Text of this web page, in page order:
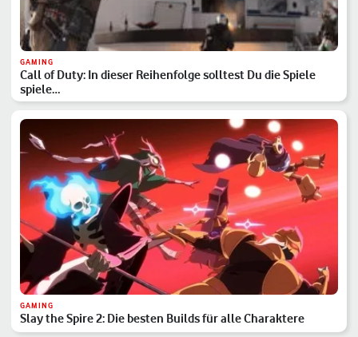
GAMING
Call of Duty: In dieser Reihenfolge solltest Du die Spiele
spiele…
GAMING
Slay the Spire 2: Die besten Builds für alle Charaktere